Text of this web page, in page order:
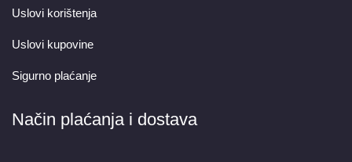
Uslovi korištenja
Uslovi kupovine
Sigurno plaćanje
Način plaćanja i dostava